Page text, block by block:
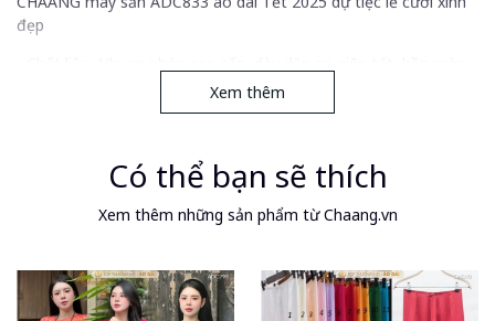
đẹp
mang đến độ bền đẹp lâu dài cho sản phẩm.
- Màu sắc: Hồng, xanh, Áo dài màu đẹp phù hợp với nhiều màu
- Kích cỡ: S-M-L-XL (XS-XXL tùy mẫu)
- Đóng gói: Riêng áo hoặc kèm quần theo lựa chọn khi mua. Chú
Xem thêm
Có thể bạn sẽ thích
Xem thêm những sản phẩm từ Chaang.vn